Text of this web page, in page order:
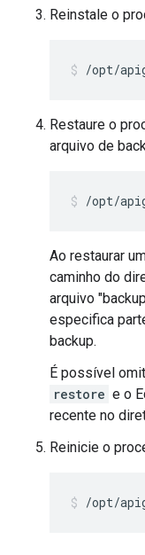
Reinstale o
/opt/
Restaure o
arquivo de
/opt/
Ao restaurar
caminho do
arquivo
especifica
backup.
É possível
restore e o
recente no
Reinicie o
/opt/